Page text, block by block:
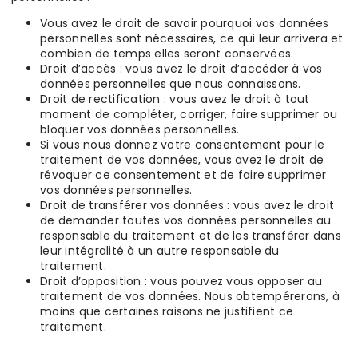
Vous avez le droit de savoir pourquoi vos données
personnelles sont nécessaires, ce qui leur arrivera et
combien de temps elles seront conservées.
Droit d’accès : vous avez le droit d’accéder à vos
données personnelles que nous connaissons.
Droit de rectification : vous avez le droit à tout
moment de compléter, corriger, faire supprimer ou
bloquer vos données personnelles.
Si vous nous donnez votre consentement pour le
traitement de vos données, vous avez le droit de
révoquer ce consentement et de faire supprimer
vos données personnelles.
Droit de transférer vos données : vous avez le droit
de demander toutes vos données personnelles au
responsable du traitement et de les transférer dans
leur intégralité à un autre responsable du
traitement.
Droit d’opposition : vous pouvez vous opposer au
traitement de vos données. Nous obtempérerons, à
moins que certaines raisons ne justifient ce
traitement.